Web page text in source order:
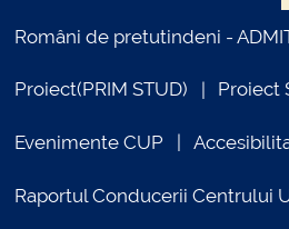
Români de pretutindeni -
Proiect(PRIM STUD) Proiect
Evenimente CUP
Raportul Conducerii Centrului